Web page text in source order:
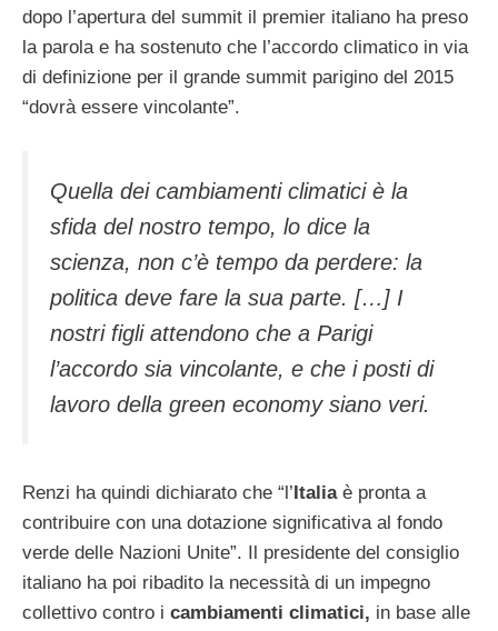
dopo l’apertura del summit il premier italiano ha preso
la parola e ha sostenuto che l’accordo climatico in via
di definizione per il grande summit parigino del 2015
“dovrà essere vincolante”.
Quella dei cambiamenti climatici è la
sfida del nostro tempo, lo dice la
scienza, non c’è tempo da perdere: la
politica deve fare la sua parte. […] I
nostri figli attendono che a Parigi
l’accordo sia vincolante, e che i posti di
lavoro della green economy siano veri.
Renzi ha quindi dichiarato che “l’ Italiaè pronta a
contribuire con una dotazione significativa al fondo
verde delle Nazioni Unite”. Il presidente del consiglio
italiano ha poi ribadito la necessità di un impegno
collettivo contro i cambiamenti climatici, in base alle